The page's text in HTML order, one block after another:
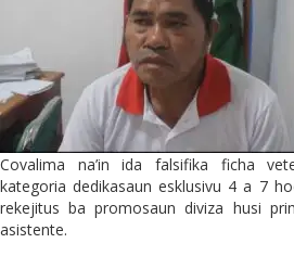
Covalima na’in ida falsifika ficha
kategoria dedikasaun esklusivu 4 a 7
rekejitus ba promosaun diviza husi
asistente.